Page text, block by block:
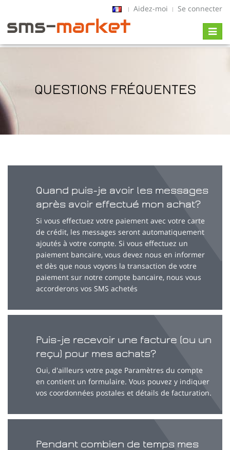
Aidez-moi Se connecter
Toggle
QUESTIONS FRÉQUENTES
Quand puis-je avoir les messages
après avoir effectué mon achat?
Si vous effectuez votre paiement avec votre carte
de crédit, les messages seront automatiquement
ajoutés à votre compte. Si vous effectuez un
paiement bancaire, vous devez nous en informer
et dès que nous voyons la transaction de votre
paiement sur notre compte bancaire, nous vous
accorderons vos SMS achetés
Puis-je recevoir une facture (ou un
reçu) pour mes achats?
Oui, d'ailleurs votre page Paramètres du compte
en contient un formulaire. Vous pouvez y indiquer
vos coordonnées postales et détails de facturation.
Pendant combien de temps mes